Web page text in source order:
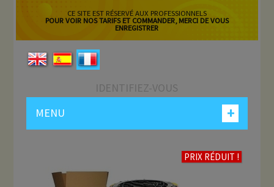
CE SITE EST RÉSERVÉ AUX PROFESSIONNELS
POUR VOIR NOS TARIFS ET COMMANDER, MERCI DE VOUS
ENREGISTRER
IDENTIFIEZ-VOUS
+
MENU
PRIX RÉDUIT !